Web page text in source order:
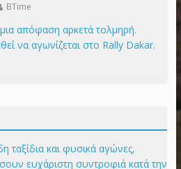
BTime
απόφαση αρκετά τολμηρή.
να αγωνίζεται στο Rally Dakar.
ταξίδια και φυσικά αγώνες,
ευχάριστη συντροφιά κατά την